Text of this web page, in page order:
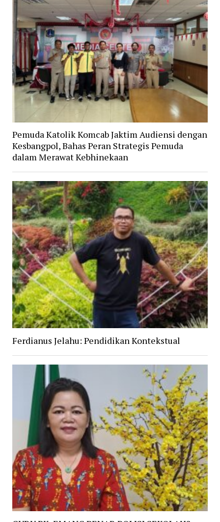
Pemuda Katolik Komcab Jaktim Audiensi dengan
Kesbangpol, Bahas Peran Strategis Pemuda
dalam Merawat Kebhinekaan
Ferdianus Jelahu: Pendidikan Kontekstual